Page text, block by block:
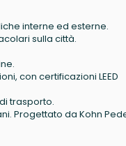
interne ed esterne.
sulla città.
con certificazioni LEED
trasporto.
Progettato da Kohn